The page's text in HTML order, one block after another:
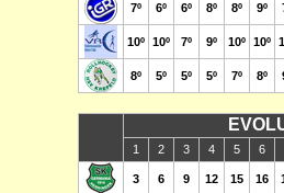
7º 6º 6º 8º 8º 9º
10º 10º 7º 9º 10º 10º
8º 5º 5º 5º 7º 8º
1 2 3 4 5 6
3 6 9 12 15 16